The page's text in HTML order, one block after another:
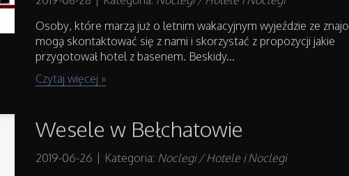
Osoby, które marzą już o letnim wakacyjnym wyjeździe ze
mogą skontaktować się z nami i skorzystać z propozycji jakie
przygotował hotel z basenem. Beskidy...
Czytaj więcej »
Wesele w Bełchatowie
2019-06-26 Kategoria: Noclegi / Hotele i Noclegi